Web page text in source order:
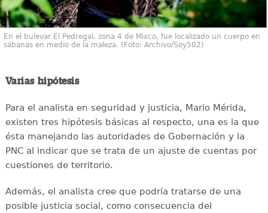
En el bulevar El Pedregal, zona 4 de Mixco, fue localizado un cuerpo en
sábanas en medio de la maleza. (Foto: Archivo/Soy502)
Varias hipótesis
Para el analista en seguridad y justicia, Mario Mérida,
existen tres hipótesis básicas al respecto, una es la que
ésta manejando las autoridades de Gobernación y la
PNC al indicar que se trata de un ajuste de cuentas por
cuestiones de territorio.
Además, el analista cree que podría tratarse de una
posible justicia social, como consecuencia del